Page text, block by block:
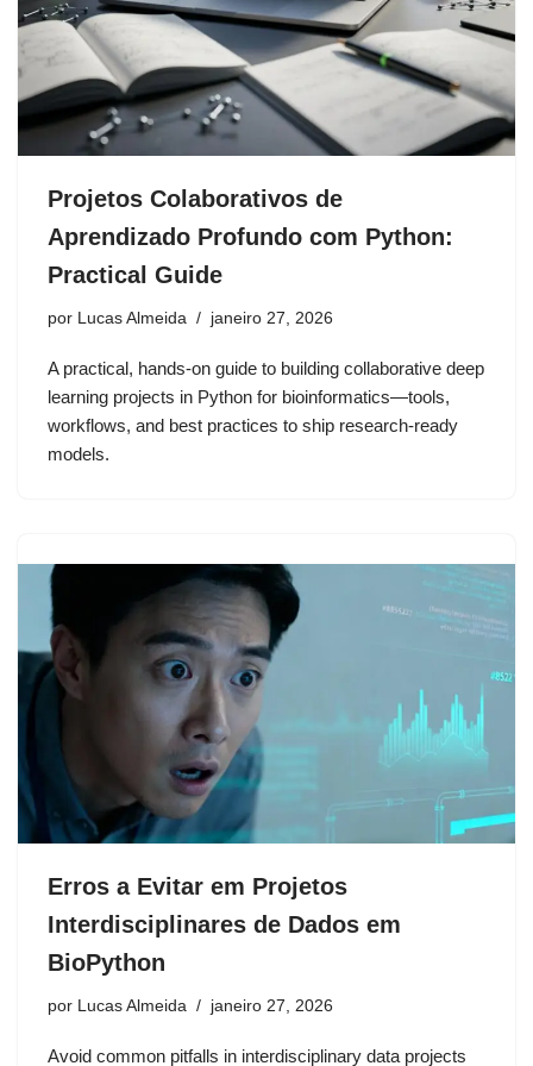
Projetos Colaborativos de
Aprendizado Profundo com Python:
Practical Guide
por Lucas Almeida janeiro 27, 2026
A practical, hands-on guide to building collaborative deep
learning projects in Python for bioinformatics—tools,
workflows, and best practices to ship research-ready
models.
Erros a Evitar em Projetos
Interdisciplinares de Dados em
BioPython
por Lucas Almeida janeiro 27, 2026
Avoid common pitfalls in interdisciplinary data projects